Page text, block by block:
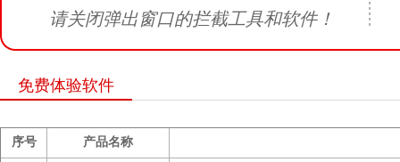
请关闭弹出窗口的拦截工具和软件！
免费体验软件
序号 产品名称